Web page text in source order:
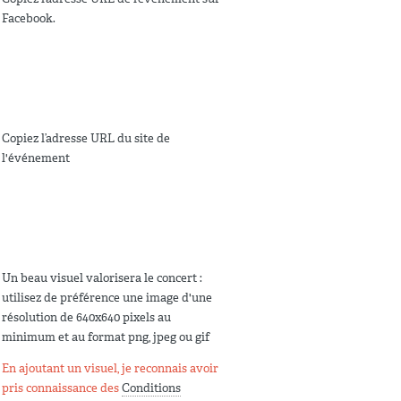
Facebook.
Copiez l’adresse URL du site de
l'événement
Un beau visuel valorisera le concert :
utilisez de préférence une image d'une
résolution de 640x640 pixels au
minimum et au format png, jpeg ou gif
En ajoutant un visuel, je reconnais avoir
pris connaissance desConditions